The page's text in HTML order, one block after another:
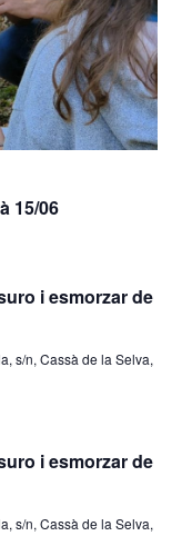
15/06
i esmorzar de
s/n, Cassà de la Selva,
i esmorzar de
s/n, Cassà de la Selva,